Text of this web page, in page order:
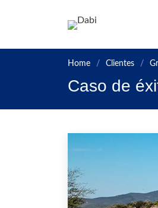
Ir a la
Home Clientes
Caso de